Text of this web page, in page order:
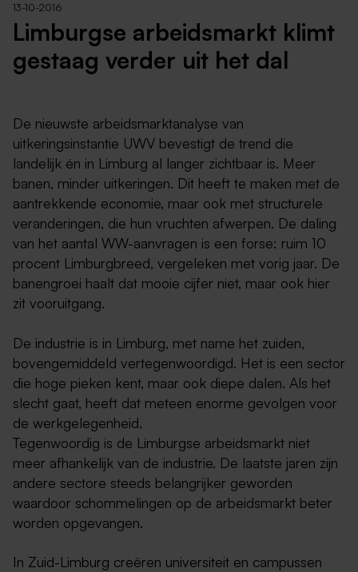
13-10-2016
Limburgse arbeidsmarkt klimt
gestaag verder uit het dal
De nieuwste arbeidsmarktanalyse van
uitkeringsinstantie UWV bevestigt de trend die
landelijk én in Limburg al langer zichtbaar is. Meer
banen, minder uitkeringen. Dit heeft te maken met de
aantrekkende economie, maar ook met structurele
veranderingen, die hun vruchten afwerpen. De daling
van het aantal WW-aanvragen is een forse: ruim 10
procent Limburgbreed, vergeleken met vorig jaar. De
banengroei haalt dat mooie cijfer niet, maar ook hier
zit vooruitgang.
De industrie is in Limburg, met name het zuiden,
bovengemiddeld vertegenwoordigd. Het is een sector
die hoge pieken kent, maar ook diepe dalen. Als het
slecht gaat, heeft dat meteen enorme gevolgen voor
de werkgelegenheid.
Tegenwoordig is de Limburgse arbeidsmarkt niet
meer afhankelijk van de industrie. De laatste jaren zijn
andere sectore steeds belangrijker geworden
waardoor schommelingen op de arbeidsmarkt beter
worden opgevangen.
In Zuid-Limburg creëren universiteit en campussen